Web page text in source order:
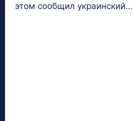
этом сообщил украинский...